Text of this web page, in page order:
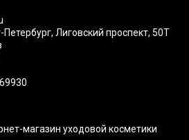
Петербург, Лиговский проспект, 50Т
магазин уходовой косметики